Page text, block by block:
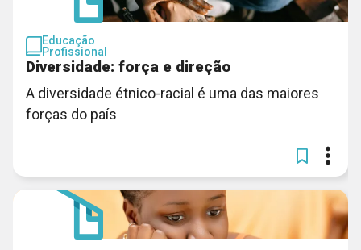
Educação
Profissional
Diversidade: força e direção
A diversidade étnico-racial é uma das maiores
forças do país